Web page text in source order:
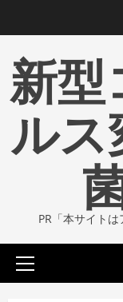
ン
ツ
ま
新型
ル
PR「本サイト
プ